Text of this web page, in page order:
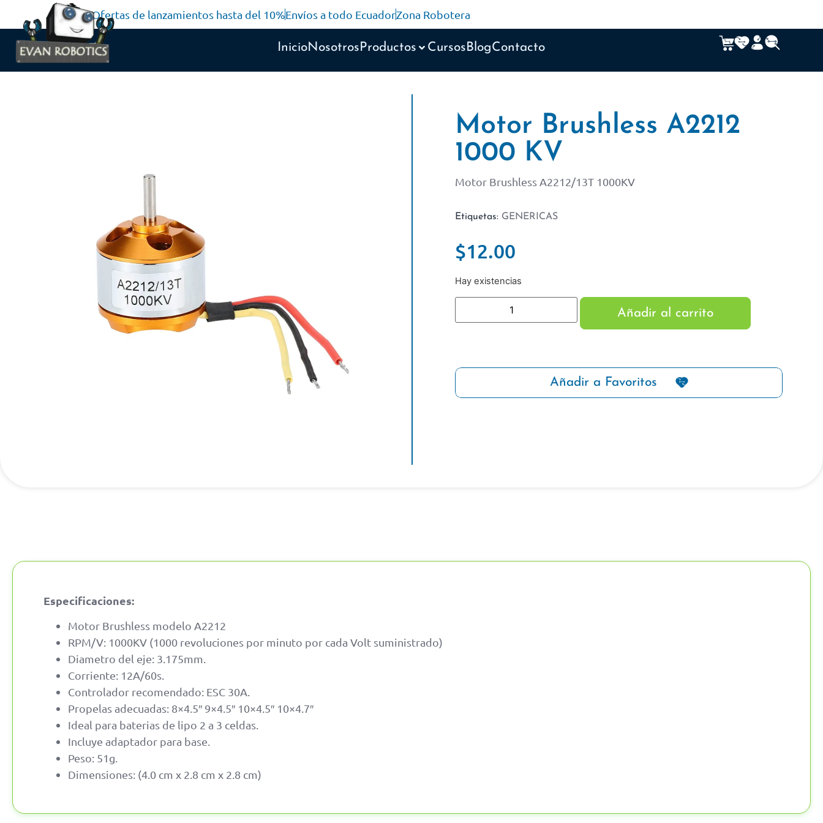
Ofertas de lanzamientos hasta del 10%Envíos a todo EcuadorZona Robotera
InicioNosotros Productos Cursos BlogContacto
Motor Brushless A2212
1000 KV
Motor Brushless A2212/13T 1000KV
Etiquetas: GENERICAS
$12.00
Hay existencias
Añadir al carrito
Añadir a Favoritos
Especificaciones:
Motor Brushless modelo A2212
RPM/V: 1000KV (1000 revoluciones por minuto por cada Volt suministrado)
Diametro del eje: 3.175mm.
Corriente: 12A/60s.
Controlador recomendado: ESC 30A.
Propelas adecuadas: 8×4.5″ 9×4.5″ 10×4.5″ 10×4.7″
Ideal para baterias de lipo 2 a 3 celdas.
Incluye adaptador para base.
Peso: 51g.
Dimensiones: (4.0 cm x 2.8 cm x 2.8 cm)